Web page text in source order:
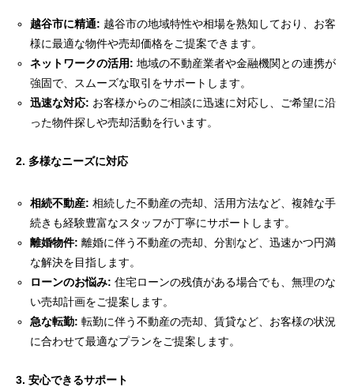
越谷市に精通: 越谷市の地域特性や相場を熟知しており、お客
様に最適な物件や売却価格をご提案できます。
ネットワークの活用: 地域の不動産業者や金融機関との連携が
強固で、スムーズな取引をサポートします。
迅速な対応: お客様からのご相談に迅速に対応し、ご希望に沿
った物件探しや売却活動を行います。
2. 多様なニーズに対応
相続不動産: 相続した不動産の売却、活用方法など、複雑な手
続きも経験豊富なスタッフが丁寧にサポートします。
離婚物件: 離婚に伴う不動産の売却、分割など、迅速かつ円満
な解決を目指します。
ローンのお悩み: 住宅ローンの残債がある場合でも、無理のな
い売却計画をご提案します。
急な転勤: 転勤に伴う不動産の売却、賃貸など、お客様の状況
に合わせて最適なプランをご提案します。
3. 安心できるサポート